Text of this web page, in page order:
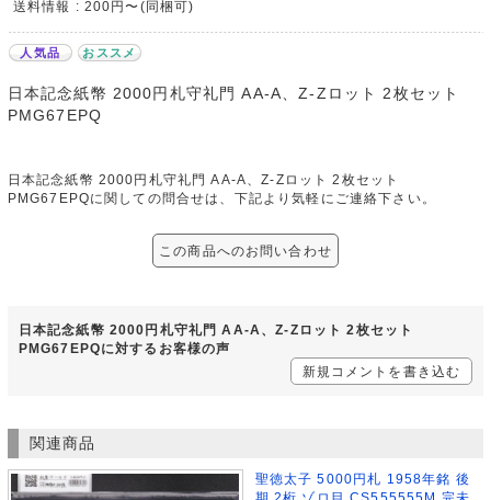
送料情報 : 200円〜(同梱可)
人気品 おススメ
日本記念紙幣 2000円札守礼門 AA-A、Z-Zロット 2枚セット
PMG67EPQ
日本記念紙幣 2000円札守礼門 AA-A、Z-Zロット 2枚セット
PMG67EPQに関しての問合せは、下記より気軽にご連絡下さい。
この商品へのお問い合わせ
日本記念紙幣 2000円札守礼門 AA-A、Z-Zロット 2枚セット
PMG67EPQに対するお客様の声
新規コメントを書き込む
関連商品
聖徳太子 5000円札 1958年銘 後